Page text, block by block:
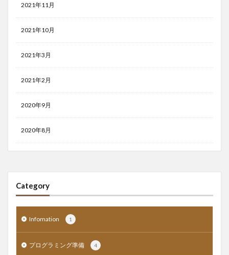
2021年11月
2021年10月
2021年3月
2021年2月
2020年9月
2020年8月
Category
Infomation 1
プログラミング準備 4